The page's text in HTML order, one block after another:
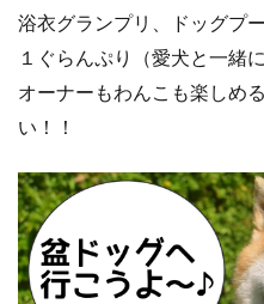
浴衣グランプリ、ドッグプ
１ぐらんぷり（愛犬と一緒
オーナーもわんこも楽しめ
い！！